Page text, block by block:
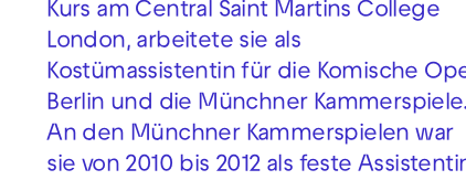
Kurs am Central Saint Martins College
London, arbeitete sie als
Kostümassistentin für die Komische
Berlin und die Münchner Kammerspiele.
An den Münchner Kammerspielen war
sie von 2010 bis 2012 als feste